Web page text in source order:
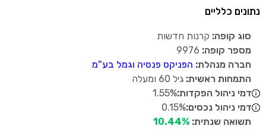
נתונים כלליים
סוג קופה: קרנות חדשות
מספר קופה:
חברה מנהלת: הפניקס פנסיה וגמל בע"מ
התמחות ראשית: גיל 60 ומעלה
דמי ניהול הפקדות:1.55%
דמי ניהול נכסים:0.15%
תשואה שנתית: 10.44%
אני מאשר שקראתי ומסכים